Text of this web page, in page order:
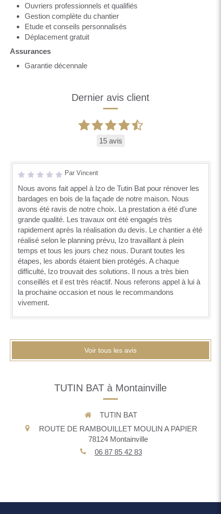
Ouvriers professionnels et qualifiés
Gestion complète du chantier
Etude et conseils personnalisés
Déplacement gratuit
Assurances
Garantie décennale
Dernier avis client
15 avis
Par Vincent
Nous avons fait appel à Izo de Tutin Bat pour rénover les
bardages en bois de la façade de notre maison. Nous
avons été ravis de notre choix. La prestation a été d'une
grande qualité. Les travaux ont été engagés très
rapidement après la réalisation du devis. Le chantier a été
réalisé selon le planning prévu, Izo travaillant à plein
temps et tous les jours chez nous. Durant toutes les
étapes, les abords étaient bien protégés. A chaque
difficulté, Izo trouvait des solutions. Il nous a très bien
conseillés et il est très réactif. Nous referons appel à lui à
la prochaine occasion et nous le recommandons
vivement.
Voir tous les avis
TUTIN BAT à Montainville
TUTIN BAT
ROUTE DE RAMBOUILLET MOULIN A PAPIER
78124 Montainville
06 87 85 42 83